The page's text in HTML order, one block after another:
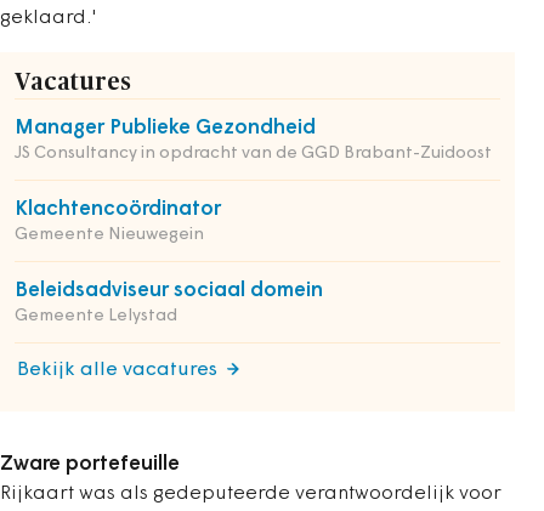
geklaard.'
Vacatures
Manager Publieke Gezondheid
JS Consultancy in opdracht van de GGD Brabant-Zuidoost
Klachtencoördinator
Gemeente Nieuwegein
Beleidsadviseur sociaal domein
Gemeente Lelystad
Bekijk alle vacatures
Zware portefeuille
Rijkaart was als gedeputeerde verantwoordelijk voor